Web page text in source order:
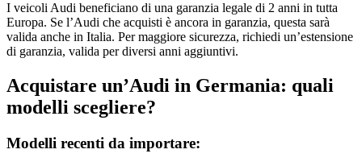
I veicoli Audi beneficiano di una garanzia legale di 2 anni in tutta
Europa. Se l’Audi che acquisti è ancora in garanzia, questa sarà
valida anche in Italia. Per maggiore sicurezza, richiedi un’estensione
di garanzia, valida per diversi anni aggiuntivi.
Acquistare un’Audi in Germania: quali
modelli scegliere?
Modelli recenti da importare: